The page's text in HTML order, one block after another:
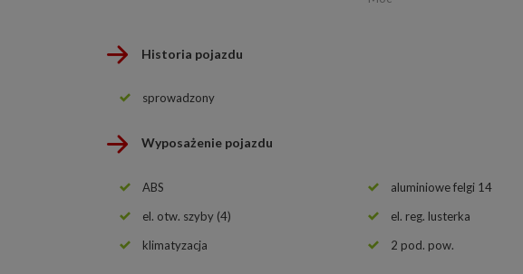
Historia pojazdu
sprowadzony
Wyposażenie pojazdu
ABS
el. otw. szyby (4)
klimatyzacja
aluminiowe felgi 14
el. reg. lusterka
2 pod. pow.